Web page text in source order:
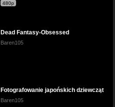
480p
Dead Fantasy-Obsessed
Baren105
Fotografowanie japońskich dziewcząt
Baren105